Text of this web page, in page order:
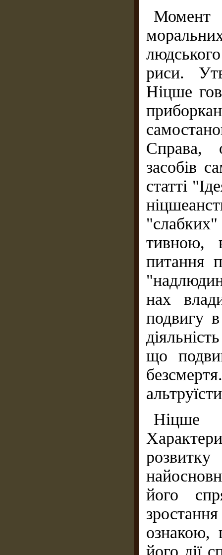
Момент
риси.
Ніцше
Справа,
засобів
статті
тивною,
питання
нах
подвигу
що
Ніцше
його
його дії